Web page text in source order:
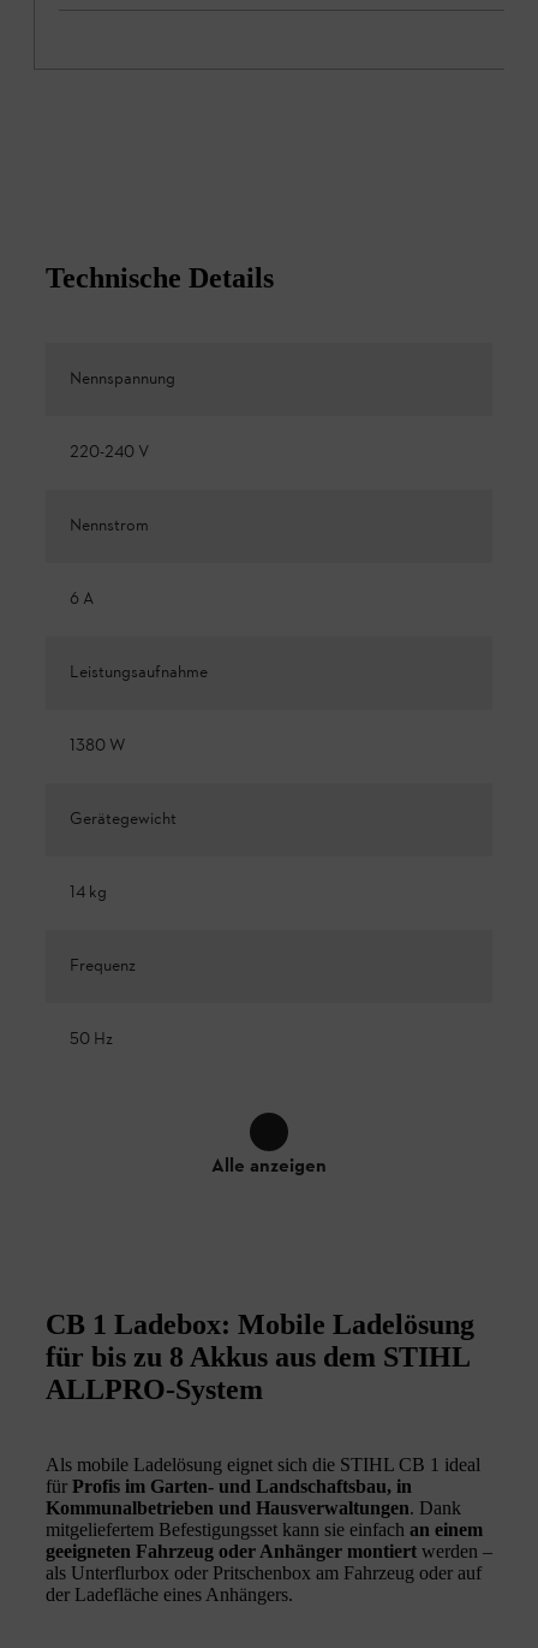
Technische Details
Nennspannung
220-240 V
Nennstrom
6 A
Leistungsaufnahme
1380 W
Gerätegewicht
14 kg
Frequenz
50 Hz
Alle anzeigen
CB 1 Ladebox: Mobile Ladelösung
für bis zu 8 Akkus aus dem STIHL
ALLPRO-System
Als mobile Ladelösung eignet sich die STIHL CB 1 ideal
für Profis im Garten- und Landschaftsbau, in
Kommunalbetrieben und Hausverwaltungen. Dank
mitgeliefertem Befestigungsset kann sie einfach an einem
geeigneten Fahrzeug oder Anhänger montiert werden –
als Unterflurbox oder Pritschenbox am Fahrzeug oder auf
der Ladefläche eines Anhängers.